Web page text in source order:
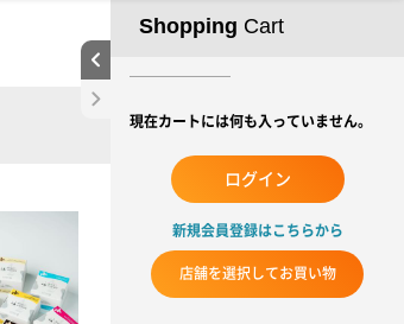
Shopping Cart
現在カートには何も入っていません。
ログイン
新規会員登録はこちらから
店舗を選択してお買い物